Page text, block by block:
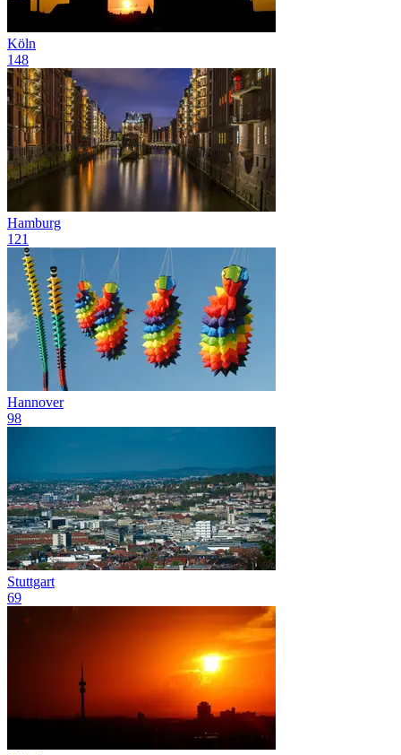
Köln
148
Hamburg
121
Hannover
98
Stuttgart
69